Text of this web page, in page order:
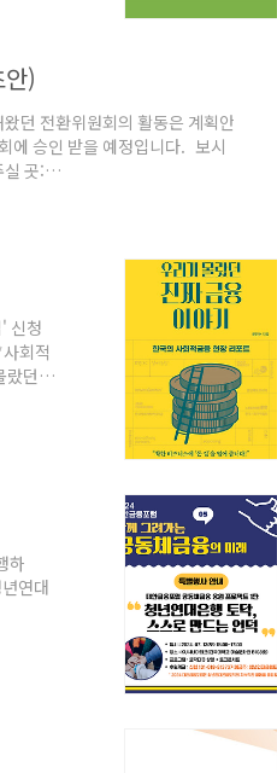
)
던 전환위원회의 활동은 계획안
에 승인 받을 예정입니다. 보시
곳:
신청
회적
던
물
하
연대
언